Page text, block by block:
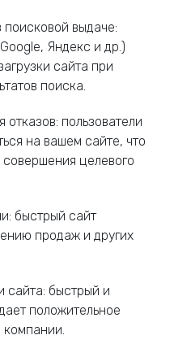
выдаче:
Яндекс и др.)
сайта при
поиска.
пользователи
на вашем сайте, что
совершения целевого
быстрый сайт
продаж и других
сайта: быстрый и
положительное
компании.